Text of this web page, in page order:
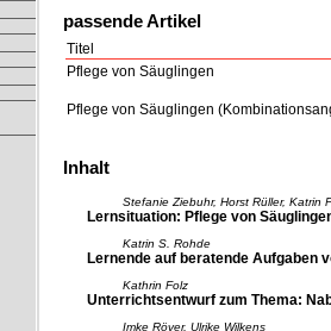
passende Artikel
Titel
Pflege von Säuglingen
Pflege von Säuglingen
Inhalt
Stefanie Ziebuhr, Horst Rüller, Katrin
Lernsituation: Pflege von
Katrin S. Rohde
Lernende auf beratende Aufgaben
Kathrin Folz
Unterrichtsentwurf zum Thema:
Imke Röver, Ulrike Wilkens